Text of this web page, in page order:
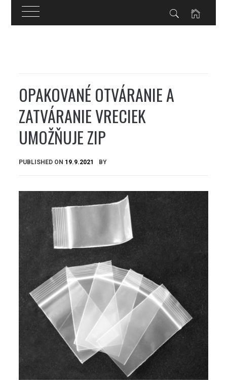
OPAKOVANÉ OTVÁRANIE A
ZATVÁRANIE VRECIEK
UMOŽŇUJE ZIP
PUBLISHED ON 19.9.2021 BY